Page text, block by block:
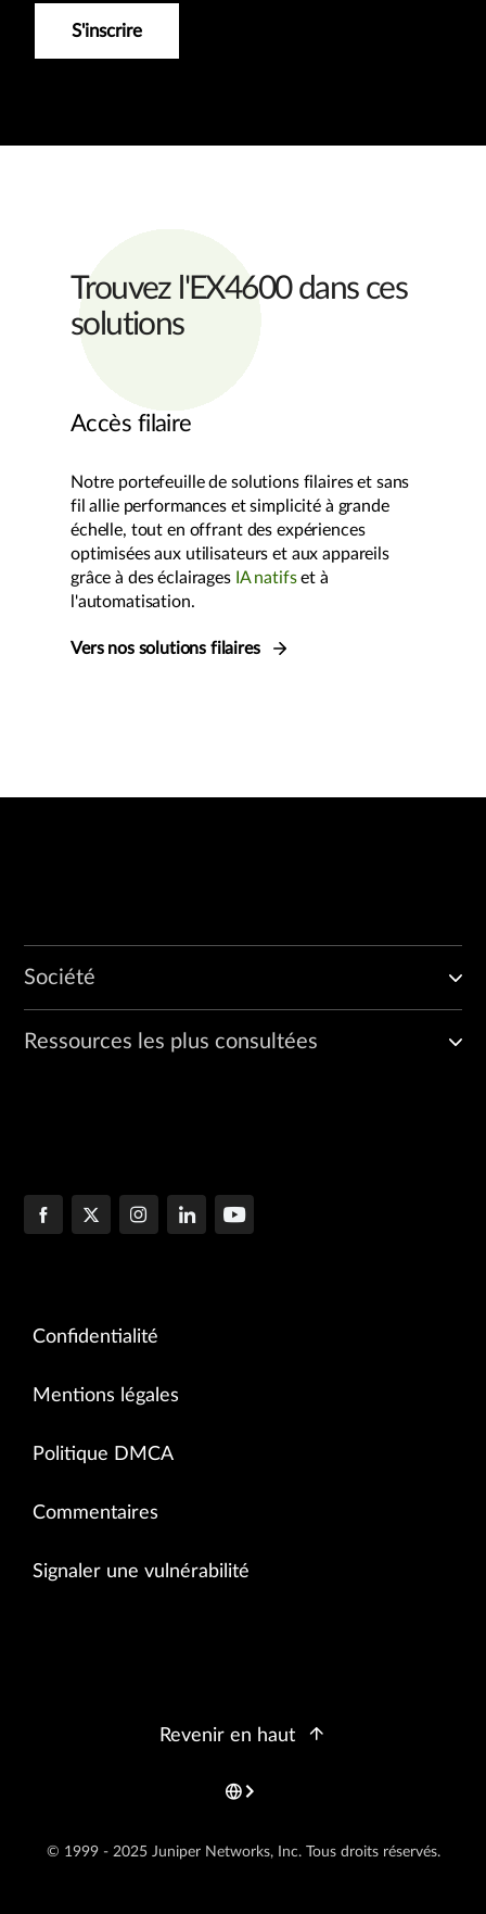
S'inscrire
Trouvez l'EX4600 dans ces
solutions
Accès filaire
Notre portefeuille de solutions filaires et sans
fil allie performances et simplicité à grande
échelle, tout en offrant des expériences
optimisées aux utilisateurs et aux appareils
grâce à des éclairages IA natifset à
l'automatisation.
Vers nos solutions filaires
Société
Ressources les plus consultées
Confidentialité
Mentions légales
Politique DMCA
Commentaires
Signaler une vulnérabilité
© 1999 - 2025 Juniper Networks, Inc. Tous droits réservés.
Revenir en haut